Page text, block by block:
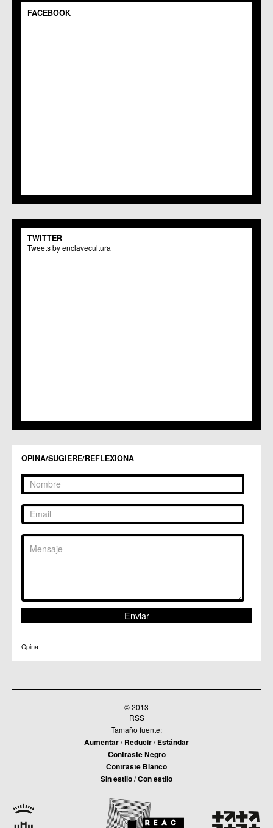
FACEBOOK
TWITTER
Tweets by enclavecultura
OPINA/SUGIERE/REFLEXIONA
Opina
© 2013
RSS
Tamaño fuente:
Aumentar/Reducir/Estándar
Contraste Negro
Contraste Blanco
Sin estilo/Con estilo